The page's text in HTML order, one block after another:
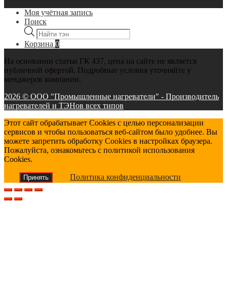
Моя учётная запись
Поиск
Поиск
товаров
Корзина 0
На основании статьи ГК 437, цена на сайте не является
публичной офертой. Подробные условия уточняйте у
менджеров компании.
2026 © ООО "Промышленные нагреватели" - Производитель
нагревателей и ТЭНов всех типов
Этот сайт обрабатывает Cookies с целью персонализации
сервисов и чтобы пользоваться веб-сайтом было удобнее. Вы
можете запретить обработку Cookies в настройках браузера.
Пожалуйста, ознакомьтесь с политикой использования
Cookies.
Принять Политика конфиденциальности